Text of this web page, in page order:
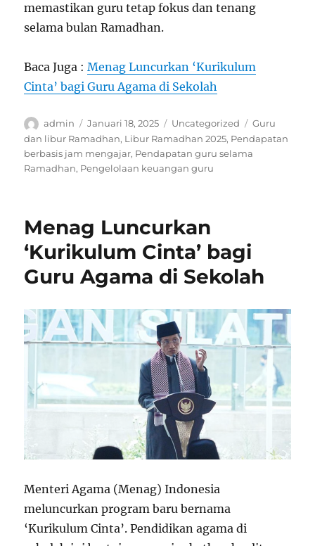
memastikan guru tetap fokus dan tenang
selama bulan Ramadhan.
Baca Juga :Menag Luncurkan ‘Kurikulum
Cinta’ bagi Guru Agama di Sekolah
Author
admin
Posted
on
Januari 18, 2025 Categories
Uncategorized Tags
Guru
dan libur Ramadhan, Libur Ramadhan 2025, Pendapatan
berbasis jam mengajar, Pendapatan guru selama
Ramadhan, Pengelolaan keuangan guru
Menag Luncurkan
‘Kurikulum Cinta’ bagi
Guru Agama di Sekolah
Menteri Agama (Menag) Indonesia
meluncurkan program baru bernama
‘Kurikulum Cinta’. Pendidikan agama di